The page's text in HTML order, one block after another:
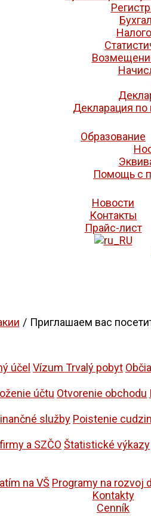
Декларация
Образование
Помощь с
Новости
Контакты
Прайс-лист
Приглашаем вас
účel Vízum Trvalý pobyt
účtu Otvorenie obchodu
služby Poistenie
a SZČO Štatistické výkazy
na VŠ Programy na rozvoj
Kontakty
Cenník